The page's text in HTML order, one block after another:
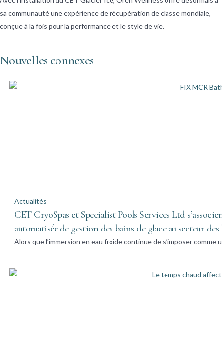
sa communauté une expérience de récupération de classe mondiale,
conçue à la fois pour la performance et le style de vie.
Nouvelles connexes
Actualités
CET CryoSpas et Specialist Pools Services Ltd
automatisée de gestion des bains de glace au secteur
Alors que l’immersion en eau froide continue de s’imposer